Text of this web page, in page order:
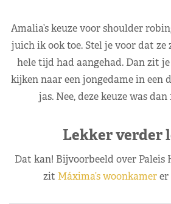
Amalia’s keuze voor shoulder
juich ik ook toe. Stel je voor dat ze
hele tijd had aangehad. Dan zit
kijken naar een jongedame in een
jas. Nee, deze keuze was dan
Lekker verder
Dat kan! Bijvoorbeeld over Paleis
zit Máxima’s woonkamerer